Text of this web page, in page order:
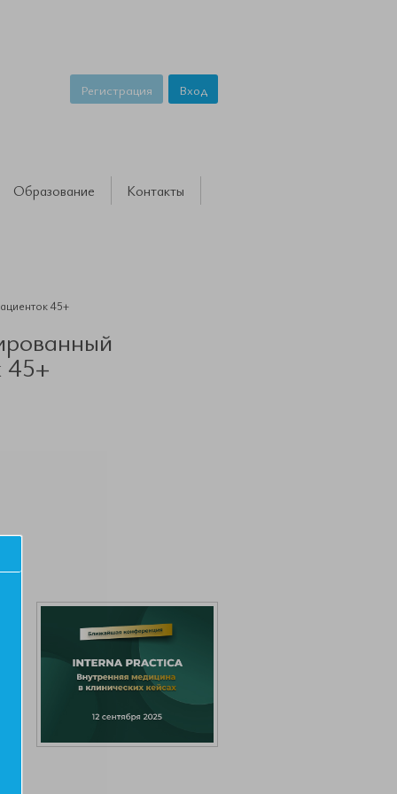
Регистрация Вход
Образование Контакты
45+
45+